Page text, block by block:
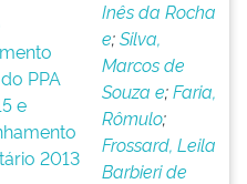
PPA
e
2013
Inês da Rocha
e;Silva,
Marcos de
Souza e;Faria,
Rômulo;
Frossard, Leila
Barbieri de